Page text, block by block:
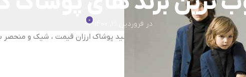
در فروردین 21, 1400 0
پوشاک جهان می پردازیم، که می توانید پوشاک ارزان قیمت ، شیک و منحصر